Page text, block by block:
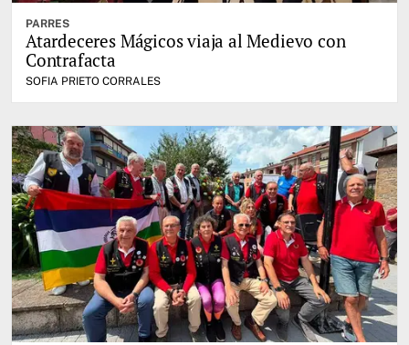
PARRES
Atardeceres Mágicos viaja al Medievo con
Contrafacta
SOFIA PRIETO CORRALES